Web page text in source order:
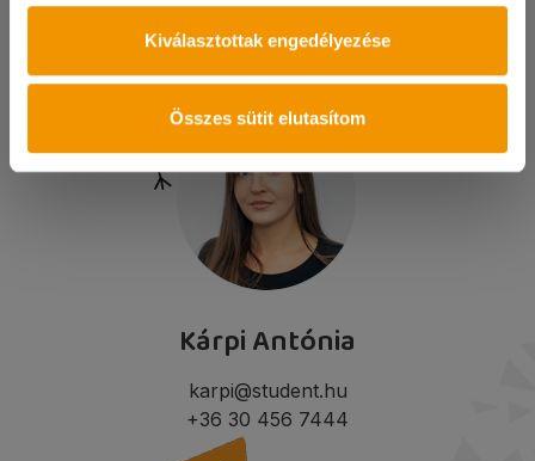
Kiválasztottak engedélyezése
Összes sütit elutasítom
Kárpi Antónia
karpi@student.hu
+36 30 456 7444